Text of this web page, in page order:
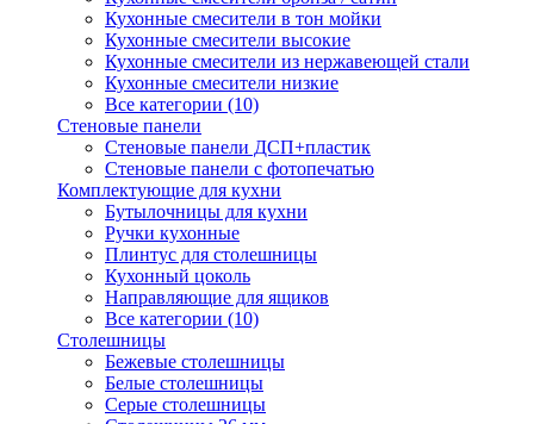
Кухонные смесители в тон мойки
Кухонные смесители высокие
Кухонные смесители из нержавеющей стали
Кухонные смесители низкие
Все категории (10)
Стеновые панели
Стеновые панели ДСП+пластик
Стеновые панели с фотопечатью
Комплектующие для кухни
Бутылочницы для кухни
Ручки кухонные
Плинтус для столешницы
Кухонный цоколь
Направляющие для ящиков
Все категории (10)
Столешницы
Бежевые столешницы
Белые столешницы
Серые столешницы